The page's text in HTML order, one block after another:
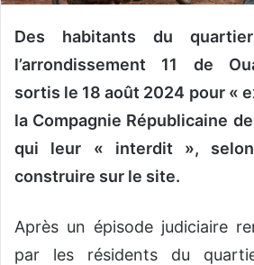
r
e
l
Des habitants du
l’arrondissement 11 de
sortis le 18 août 2024 pour «
la Compagnie Républicaine
qui leur « interdit »,
construire sur le site.
Après un épisode judiciaire
par les résidents du